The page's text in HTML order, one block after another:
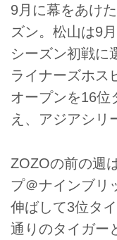
9月に幕をあけ
ズン。松山は9
シーズン初戦に
ライナーズホス
オープンを16位
え、アジアシリ
ZOZOの前の週
プ＠ナインブリ
伸ばして3位タ
通りのタイガー